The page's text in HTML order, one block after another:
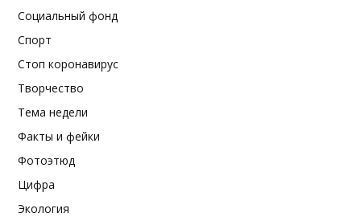
Социальный фонд
Спорт
Стоп коронавирус
Творчество
Тема недели
Факты и фейки
Фотоэтюд
Цифра
Экология